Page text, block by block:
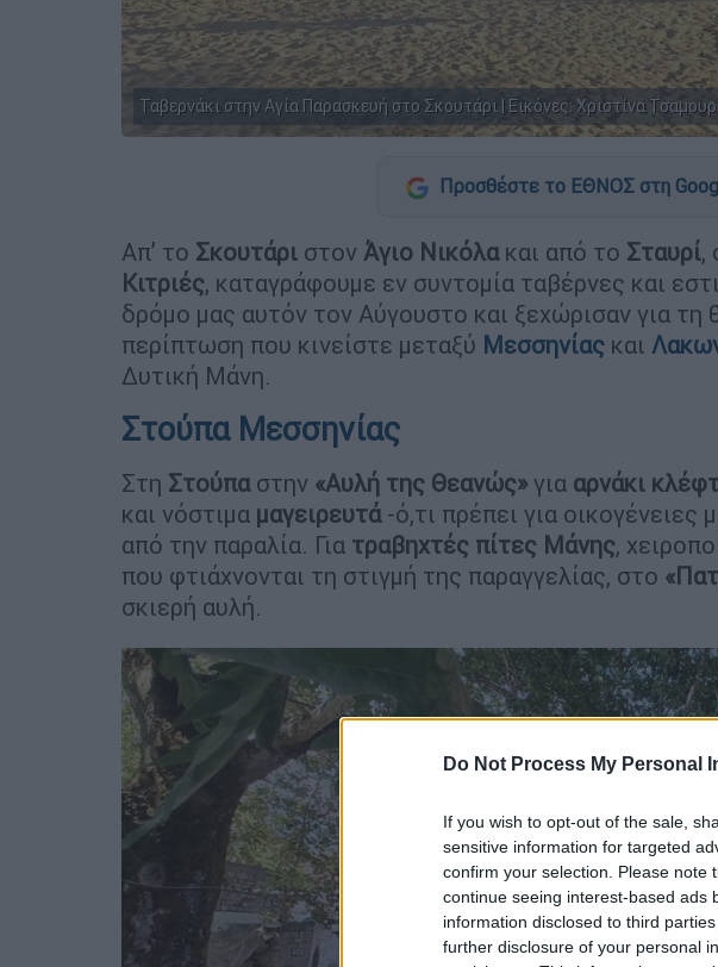
Do Not Process My Personal
If you wish to opt-out of the sale,
sensitive information for targeted
confirm your selection. Please note
continue seeing interest-based ads
information disclosed to third
further disclosure of your personal
Ταβερνάκι στην Αγία Παρασκευή στο Σκουτάρι | Εικόνες: Χριστίνα
Προσθέστε το ΕΘΝΟΣ στη
Απ’ το Σκουτάρι στον Άγιο Νικόλακαι από το Σταυρί,
Κιτριές, καταγράφουμε εν συντομία ταβέρνες και
δρόμο μας αυτόν τον Αύγουστο και ξεχώρισαν για τη
περίπτωση που κινείστε μεταξύ Μεσσηνίας και
Δυτική Μάνη.
Στούπα Μεσσηνίας
Στη Στούπαστην «Αυλή της Θεανώς» για αρνάκι
και νόστιμα μαγειρευτά-ό,τι πρέπει για οικογένειες
από την παραλία. Για τραβηχτές πίτες Μάνης,
που φτιάχνονται τη στιγμή της παραγγελίας, στο
σκιερή αυλή.